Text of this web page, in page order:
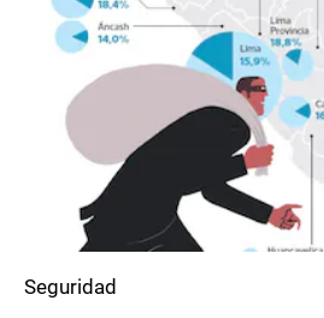
Seguridad